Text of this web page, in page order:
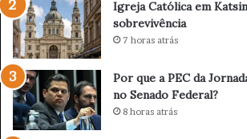
q
u
i
s
t
a
e
t
Igreja Católica em
sobrevivência
7 horas atrás
Por que a PEC da
no Senado Federal?
8 horas atrás